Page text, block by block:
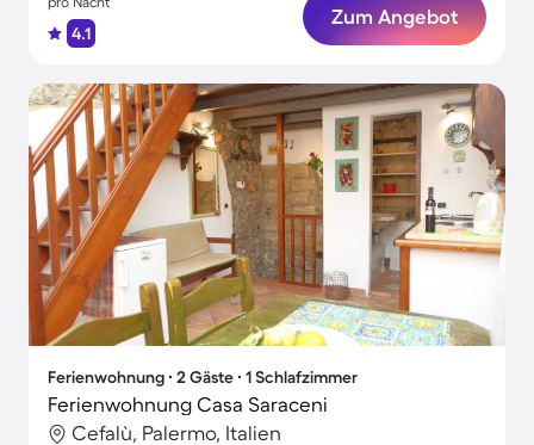
4.1
Zum Angebot
Ferienwohnung ∙ 2 Gäste ∙ 1 Schlafzimmer
Ferienwohnung Casa Saraceni
Cefalù, Palermo, Italien